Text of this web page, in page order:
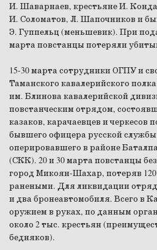
И. Шаварнаев, крестьяне И.
И. Соломатов, Л. Шапочников и
Э. Гуппельц (меньшевик). При
марта повстанцы потеряли
15-30 марта сотрудники ОГПУ и
Таманского кавалерийского
им. Блинова кавалерийской
повстанческим отрядом,
казаков, карачаевцев и черкесов
бывшего офицера русской службы
оперировавшего в районе
(СКК). 20 и 30 марта повстанцы
город Микоян-Шахар, потеряв
ранеными. Для ликвидации
и два бронеавтомобиля. Всего в
оружием в руках, по данным
около 2 тыс. крестьян
бедняков).